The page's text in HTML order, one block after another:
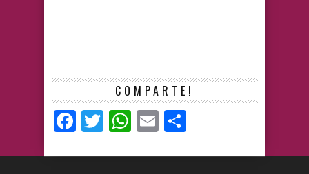
COMPARTE!
Facebook
TwitterWhatsApp
Email